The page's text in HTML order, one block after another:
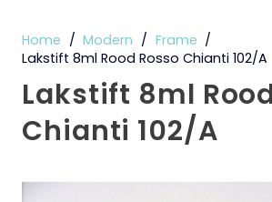
Home / Modern / Frame /
Lakstift 8ml Rood Rosso Chianti 102/A
Lakstift 8ml
Chianti 102/A